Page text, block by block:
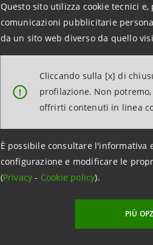
Questo sito utilizza cookie tecnici
comunicazioni pubblicitarie
da un sito web diverso da quello
!
Cliccando sulla [x] di
profilazione. Non
offrirti contenuti in linea
È possibile consultare l'informativa
configurazione e modificare le
(Privacy- Cookie policy).
PIÙ
Abiogen Pharma, nata
sistema nervoso e
esportazioni; la
esporta all’estero
in Europa e nel mondo
societarie che ha
è imposta come una
affermandosi sui
distribuisce, loca e
specializzati le ha
Spaziale Italiana (ASI),
longeva impresa
grado di adattarsi alle